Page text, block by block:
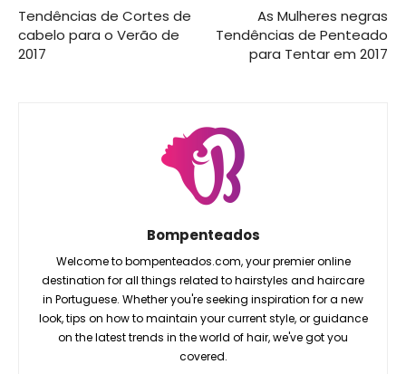
Tendências de Cortes de
cabelo para o Verão de
2017
As Mulheres negras
Tendências de Penteado
para Tentar em 2017
Bompenteados
Welcome to bompenteados.com, your premier online
destination for all things related to hairstyles and haircare
in Portuguese. Whether you're seeking inspiration for a new
look, tips on how to maintain your current style, or guidance
on the latest trends in the world of hair, we've got you
covered.